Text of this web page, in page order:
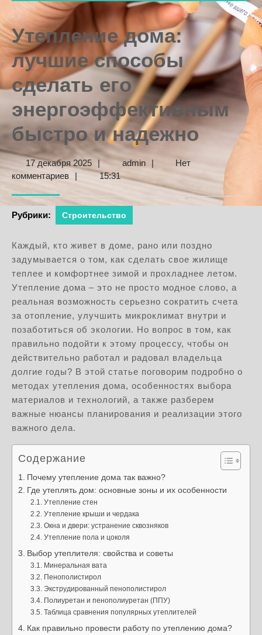
Утепление дома:
лучшие способы
сделать его
энергоэффективным
быстро и надежно
17 декабря 202517
декабря
| adminadmin
|
Нет
комментариев
| 15:31
Рубрики: Строительство
Каждый, кто живет в доме, рано или поздно
задумывается о том, как сделать свое жилище
теплее и комфортнее зимой и прохладнее летом.
Утепление дома – это не просто модное слово, а
реальная возможность серьезно сократить счета
за отопление, улучшить микроклимат внутри и
позаботиться об экологии. Но вопрос в том, как
правильно подойти к этому процессу, чтобы он
действительно работал и радовал владельца
долгие годы? В этой статье поговорим подробно о
методах утепления дома, особенностях выбора
материалов и технологий, а также разберем
важные нюансы планирования и реализации этого
важного дела.
Содержание
Почему утепление дома так важно?
Где утеплять дом: основные зоны и их особенности
Утепление стен
Утепление крыши и чердака
Окна и двери: устранение сквозняков
Утепление пола и цоколя
Выбор утеплителя: свойства и советы
Минеральная вата
Пенополистирол
Экструдированный пенополистирол
Полиуретан и пенополиуретан (ППУ)
Таблица сравнения популярных утеплителей
Как правильно провести работу по утеплению дома?